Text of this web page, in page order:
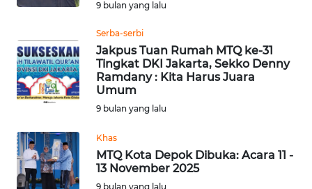
9 bulan yang lalu
Serba-serbi
Jakpus Tuan Rumah MTQ ke-31
Tingkat DKI Jakarta, Sekko Denny
Ramdany : Kita Harus Juara
Umum
9 bulan yang lalu
Khas
MTQ Kota Depok Dibuka: Acara 11 -
13 November 2025
9 bulan yang lalu
WN
WN
PAPUA
BARAT
RIAU
WN